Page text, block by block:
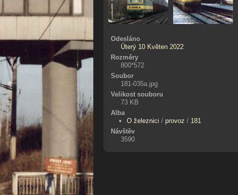
Odesláno
Úterý 10 Květen 2022
Rozměry
800*572
Soubor
181-035a.jpg
Velikost souboru
73 KB
Alba
O železnici /provoz / 181
Návštěv
3590